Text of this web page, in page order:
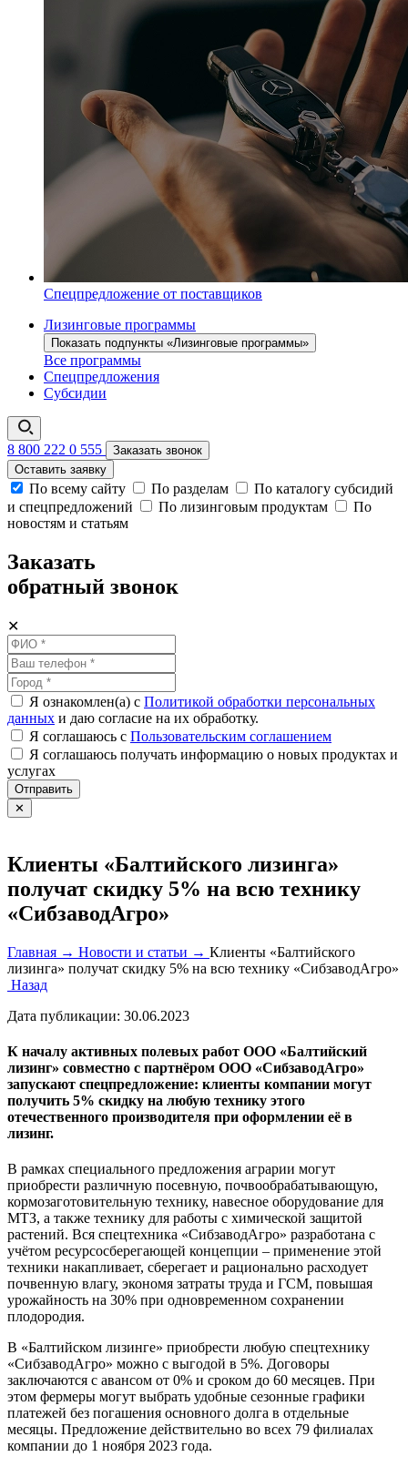
Спецпредложение от поставщиков
Лизинговые программы
Показать подпункты «Лизинговые программы»
Все программы
Спецпредложения
Субсидии
8 800 222 0 555
Заказать звонок
Оставить заявку
По всему сайту По разделам
По каталогу субсидий
и спецпредложений
По лизинговым продуктам
По
новостям и статьям
Заказать
обратный звонок
✕
Я ознакомлен(а) с Политикой обработки персональных
данных и даю согласие на их обработку.
Я соглашаюсь c Пользовательским соглашением
Я соглашаюсь получать информацию о новых продуктах и
услугах
Отправить
✕
Клиенты «Балтийского лизинга»
получат скидку 5% на всю технику
«СибзаводАгро»
Главная → Новости и статьи → Клиенты «Балтийского
лизинга» получат скидку 5% на всю технику «СибзаводАгро»
Назад
Дата публикации: 30.06.2023
К началу активных полевых работ ООО «Балтийский
лизинг» совместно с партнёром ООО «СибзаводАгро»
запускают спецпредложение: клиенты компании могут
получить 5% скидку на любую технику этого
отечественного производителя при оформлении её в
лизинг.
В рамках специального предложения аграрии могут
приобрести различную посевную, почвообрабатывающую,
кормозаготовительную технику, навесное оборудование для
МТЗ, а также технику для работы с химической защитой
растений. Вся спецтехника «СибзаводАгро» разработана с
учётом ресурсосберегающей концепции – применение этой
техники накапливает, сберегает и рационально расходует
почвенную влагу, экономя затраты труда и ГСМ, повышая
урожайность на 30% при одновременном сохранении
плодородия.
В «Балтийском лизинге» приобрести любую спецтехнику
«СибзаводАгро» можно с выгодой в 5%. Договоры
заключаются с авансом от 0% и сроком до 60 месяцев. При
этом фермеры могут выбрать удобные сезонные графики
платежей без погашения основного долга в отдельные
месяцы. Предложение действительно во всех 79 филиалах
компании до 1 ноября 2023 года.